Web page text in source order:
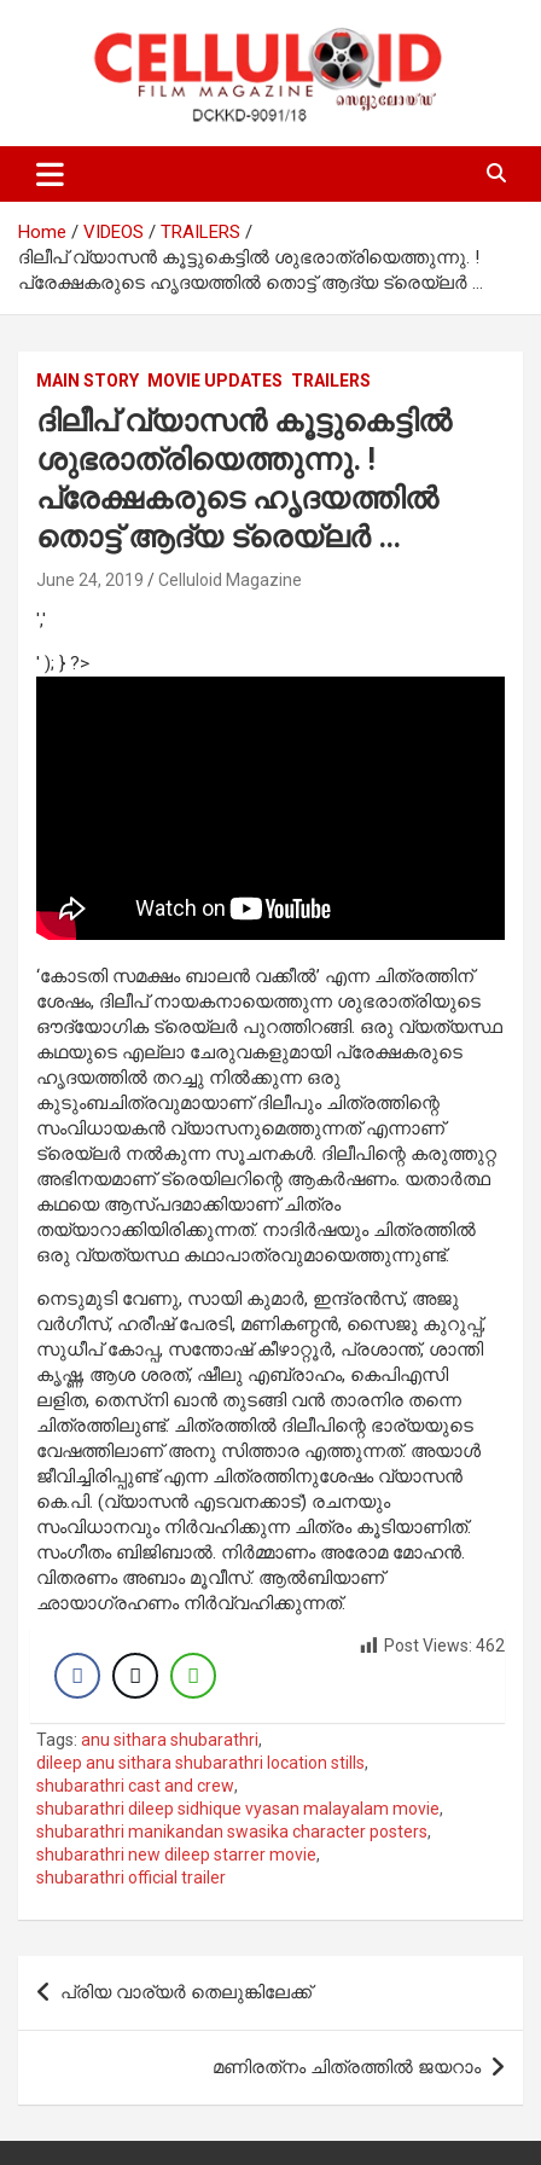
celluloid
Home VIDEOS
TRAILERS
ദിലീപ് വ്യാസന്‍ കൂട്ടുകെട്ടില്‍ ശുഭരാത്രിയെത്തുന്നു. !
പ്രേക്ഷകരുടെ ഹൃദയത്തില്‍ തൊട്ട് ആദ്യ ട്രെയ്‌ലര്‍ …
MAIN STORY MOVIE UPDATES TRAILERS
ദിലീപ് വ്യാസന്‍ കൂട്ടുകെട്ടില്‍
ശുഭരാത്രിയെത്തുന്നു. !
പ്രേക്ഷകരുടെ ഹൃദയത്തില്‍
തൊട്ട് ആദ്യ ട്രെയ്‌ലര്‍ …
June 24, 2019 Celluloid Magazine
','
' ); } ?>
‘കോടതി സമക്ഷം ബാലന്‍ വക്കീല്‍’ എന്ന ചിത്രത്തിന്
ശേഷം, ദിലീപ് നായകനായെത്തുന്ന ശുഭരാത്രിയുടെ
ഔദ്യോഗിക ട്രെയ്‌ലര്‍ പുറത്തിറങ്ങി. ഒരു വ്യത്യസ്ഥ
കഥയുടെ എല്ലാ ചേരുവകളുമായി പ്രേക്ഷകരുടെ
ഹൃദയത്തില്‍ തറച്ചു നില്‍ക്കുന്ന ഒരു
കുടുംബചിത്രവുമായാണ് ദിലീപും ചിത്രത്തിന്റെ
സംവിധായകന്‍ വ്യാസനുമെത്തുന്നത് എന്നാണ്
ട്രെയ്‌ലര്‍ നല്‍കുന്ന സൂചനകള്‍. ദിലീപിന്റെ കരുത്തുറ്റ
അഭിനയമാണ് ട്രെയിലറിന്റെ ആകര്‍ഷണം. യതാര്‍ത്ഥ
കഥയെ ആസ്പദമാക്കിയാണ് ചിത്രം
തയ്യാറാക്കിയിരിക്കുന്നത്. നാദിര്‍ഷയും ചിത്രത്തില്‍
ഒരു വ്യത്യസ്ഥ കഥാപാത്രവുമായെത്തുന്നുണ്ട്.
നെടുമുടി വേണു, സായി കുമാര്‍, ഇന്ദ്രന്‍സ്, അജു
വര്‍ഗീസ്, ഹരീഷ് പേരടി, മണികണ്ഠന്‍, സൈജു കുറുപ്പ്,
സുധീപ് കോപ്പ, സന്തോഷ് കീഴാറ്റൂര്‍, പ്രശാന്ത്, ശാന്തി
കൃഷ്ണ, ആശ ശരത്, ഷീലു എബ്രാഹം, കെപിഎസി
ലളിത, തെസ്‌നി ഖാന്‍ തുടങ്ങി വന്‍ താരനിര തന്നെ
ചിത്രത്തിലുണ്ട്. ചിത്രത്തില്‍ ദിലീപിന്റെ ഭാര്യയുടെ
വേഷത്തിലാണ് അനു സിത്താര എത്തുന്നത്. അയാൾ
ജീവിച്ചിരിപ്പുണ്ട്‌ എന്ന ചിത്രത്തിനുശേഷം വ്യാസൻ
കെ.പി. (വ്യാസൻ എടവനക്കാട്‌) രചനയും
സംവിധാനവും നിർവഹിക്കുന്ന ചിത്രം കൂടിയാണിത്.
സംഗീതം ബിജിബാല്‍. നിര്‍മ്മാണം അരോമ മോഹന്‍.
വിതരണം അബാം മൂവീസ്. ആല്‍ബിയാണ്
ഛായാഗ്രഹണം നിര്‍വ്വഹിക്കുന്നത്.
Post Views: 462
Tags: anu sithara shubarathri,
dileep anu sithara shubarathri location stills,
shubarathri cast and crew,
shubarathri dileep sidhique vyasan malayalam movie,
shubarathri manikandan swasika character posters,
shubarathri new dileep starrer movie,
shubarathri official trailer
Post
navigation
പ്രിയ വാര്യര്‍ തെലുങ്കിലേക്ക്
മണിരത്‌നം ചിത്രത്തില്‍ ജയറാം